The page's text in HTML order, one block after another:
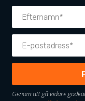
Genom att gå vidare